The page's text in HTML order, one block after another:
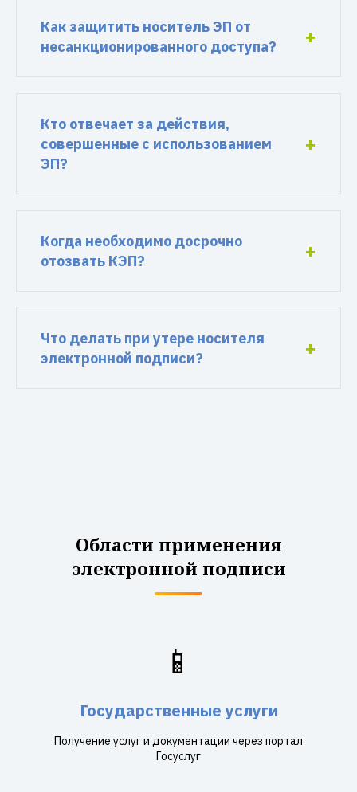
Как защитить носитель ЭП от
несанкционированного доступа?
Кто отвечает за действия,
совершенные с использованием
ЭП?
Когда необходимо досрочно
отозвать КЭП?
Что делать при утере носителя
электронной подписи?
Области применения
электронной подписи
📱
Государственные услуги
Получение услуг и документации через портал
Госуслуг